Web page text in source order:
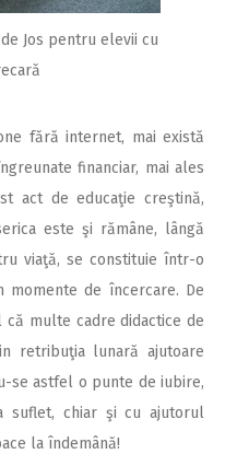
Jos pentru elevii cu
fără internet, mai există
financiar, mai ales
act de educaţie creştină,
este şi rămâne, lângă
viaţă, se constituie într-o
de încercare. De
că multe cadre didactice de
retribuţia lunară ajutoare
se astfel o punte de iubire,
suflet, chiar şi cu ajutorul
la îndemână!